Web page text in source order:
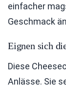
einfacher
Geschmack
Eignen sich
Diese
Anlässe. Sie